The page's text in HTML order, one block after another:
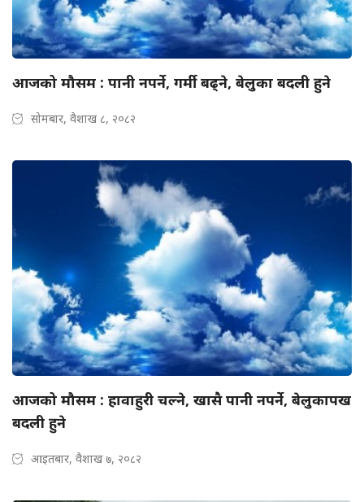
आजको मौसम : पानी नपर्ने, गर्मी बढ्ने, बेलुका बदली हुने
सोमबार, वैशाख ८, २०८२
आजको मौसम : हावाहुरी चल्ने, खासै पानी नपर्ने, बेलुकापख
बदली हुने
आइतबार, वैशाख ७, २०८२